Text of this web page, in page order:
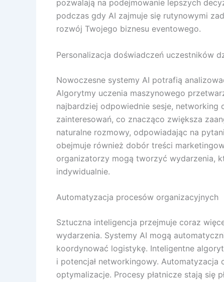
pozwalają na podejmowanie lepszych
podczas gdy AI zajmuje się rutynowymi
rozwój Twojego biznesu eventowego.
Personalizacja doświadczeń uczestników
Nowoczesne systemy AI potrafią
Algorytmy uczenia maszynowego
najbardziej odpowiednie sesje,
zainteresowań, co znacząco zwiększa
naturalne rozmowy, odpowiadając na
obejmuje również dobór treści
organizatorzy mogą tworzyć wydarzenia,
indywidualnie.
Automatyzacja procesów organizacyjnych
Sztuczna inteligencja przejmuje coraz
wydarzenia. Systemy AI mogą
koordynować logistykę. Inteligentne
i potencjał networkingowy.
optymalizacje. Procesy płatnicze stają